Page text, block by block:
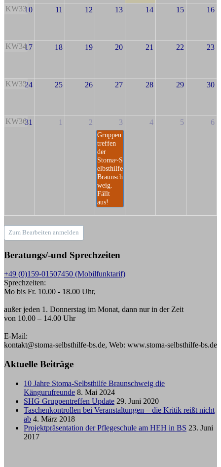
KW3310 11 12 13 14 15 16
KW3417 18 19 20 21 22 23
KW3524 25 26 27 28 29 30
KW3631 1 2 3
Gruppen
treffen
der
Stoma~S
elbsthilfe
Braunsch
weig.
Fällt
aus!
4 5 6
Zum Bearbeiten anmelden
Beratungs/-und Sprechzeiten
+49 (0)159-01507450 (Mobilfunktarif)
Sprechzeiten:
Mo bis Fr. 10.00 - 18.00 Uhr,
außer jeden 1. Donnerstag im Monat, dann nur in der Zeit
von 10.00 – 14.00 Uhr
E-Mail:
kontakt@stoma-selbsthilfe-bs.de, Web: www.stoma-selbsthilfe-bs.de
Aktuelle Beiträge
10 Jahre Stoma-Selbsthilfe Braunschweig die
Kängurufreunde 8. Mai 2024
SHG Gruppentreffen Update 29. Juni 2020
Taschenkontrollen bei Veranstaltungen – die Kritik reißt nicht
ab 4. März 2018
Projektpräsentation der Pflegeschule am HEH in BS 23. Juni
2017